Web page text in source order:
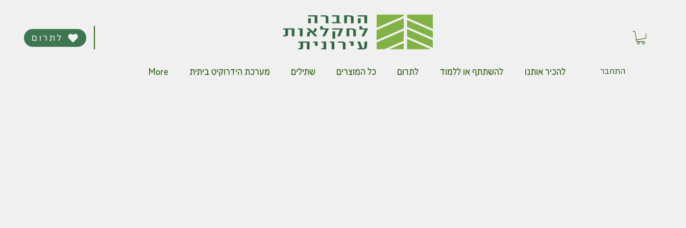
לתרום
להכיר אותנו להשתתף או ללמוד לתרום כל המוצרים שתילים מערכת הידרוקיט ביתית More התחבר